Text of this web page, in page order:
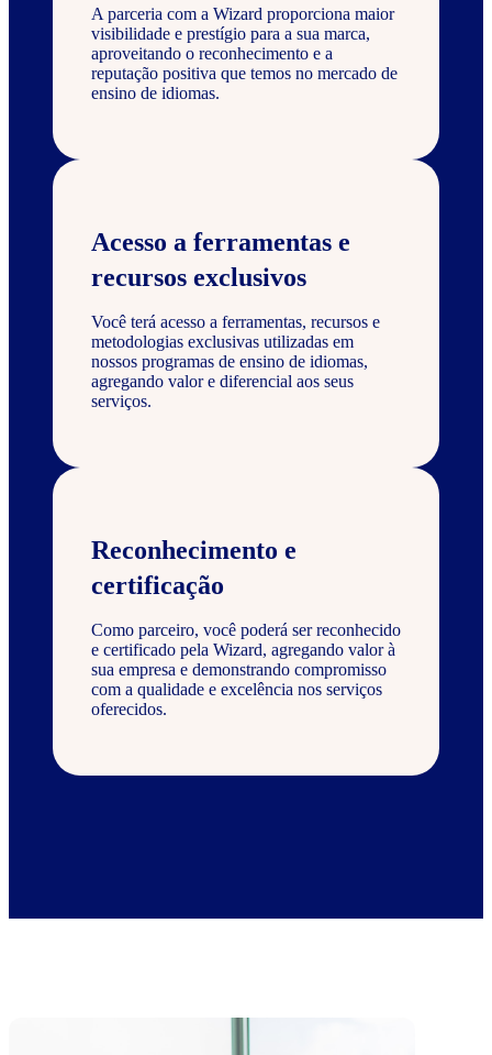
A parceria com a Wizard proporciona maior
visibilidade e prestígio para a sua marca,
aproveitando o reconhecimento e a
reputação positiva que temos no mercado de
ensino de idiomas.
Acesso a ferramentas e
recursos exclusivos
Você terá acesso a ferramentas, recursos e
metodologias exclusivas utilizadas em
nossos programas de ensino de idiomas,
agregando valor e diferencial aos seus
serviços.
Reconhecimento e
certificação
Como parceiro, você poderá ser reconhecido
e certificado pela Wizard, agregando valor à
sua empresa e demonstrando compromisso
com a qualidade e excelência nos serviços
oferecidos.